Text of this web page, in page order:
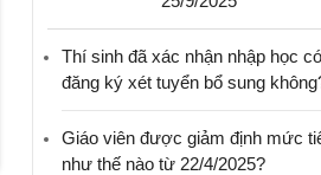
Thí sinh đã xác nhận nhập học
đăng ký xét tuyển bổ sung
Giáo viên được giảm định mức
như thế nào từ 22/4/2025?